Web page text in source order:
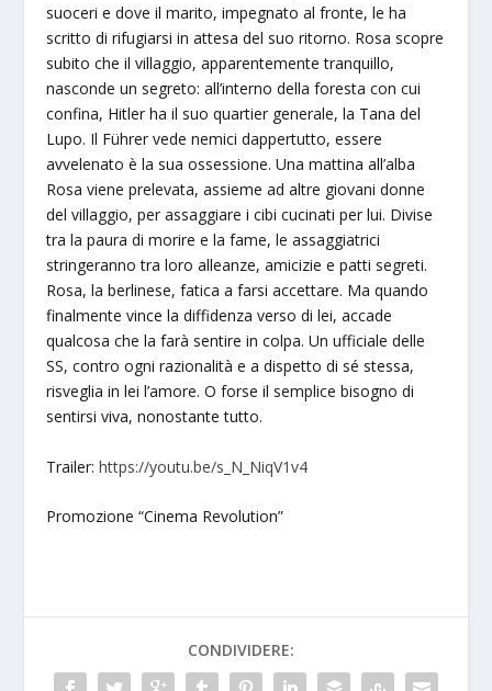
suoceri e dove il marito, impegnato al fronte, le ha
scritto di rifugiarsi in attesa del suo ritorno. Rosa scopre
subito che il villaggio, apparentemente tranquillo,
nasconde un segreto: all’interno della foresta con cui
confina, Hitler ha il suo quartier generale, la Tana del
Lupo. Il Führer vede nemici dappertutto, essere
avvelenato è la sua ossessione. Una mattina all’alba
Rosa viene prelevata, assieme ad altre giovani donne
del villaggio, per assaggiare i cibi cucinati per lui. Divise
tra la paura di morire e la fame, le assaggiatrici
stringeranno tra loro alleanze, amicizie e patti segreti.
Rosa, la berlinese, fatica a farsi accettare. Ma quando
finalmente vince la diffidenza verso di lei, accade
qualcosa che la farà sentire in colpa. Un ufficiale delle
SS, contro ogni razionalità e a dispetto di sé stessa,
risveglia in lei l’amore. O forse il semplice bisogno di
sentirsi viva, nonostante tutto.
Trailer:https://youtu.be/s_N_NiqV1v4
Promozione “Cinema Revolution”
CONDIVIDERE: